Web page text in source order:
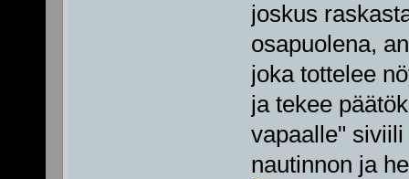
joskus
osapuolena,
joka tottelee
ja tekee
vapaalle"
nautinnon ja